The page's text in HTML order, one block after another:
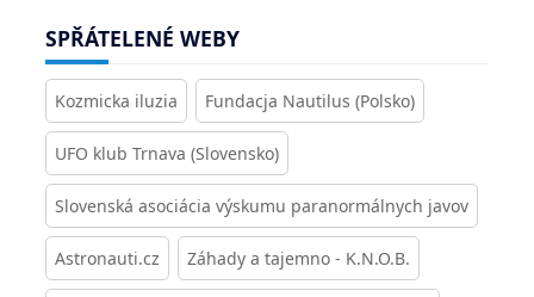
SPŘÁTELENÉ WEBY
Kozmicka iluzia Fundacja Nautilus (Polsko)
UFO klub Trnava (Slovensko)
Slovenská asociácia výskumu paranormálnych javov
Astronauti.cz Záhady a tajemno - K.N.O.B.